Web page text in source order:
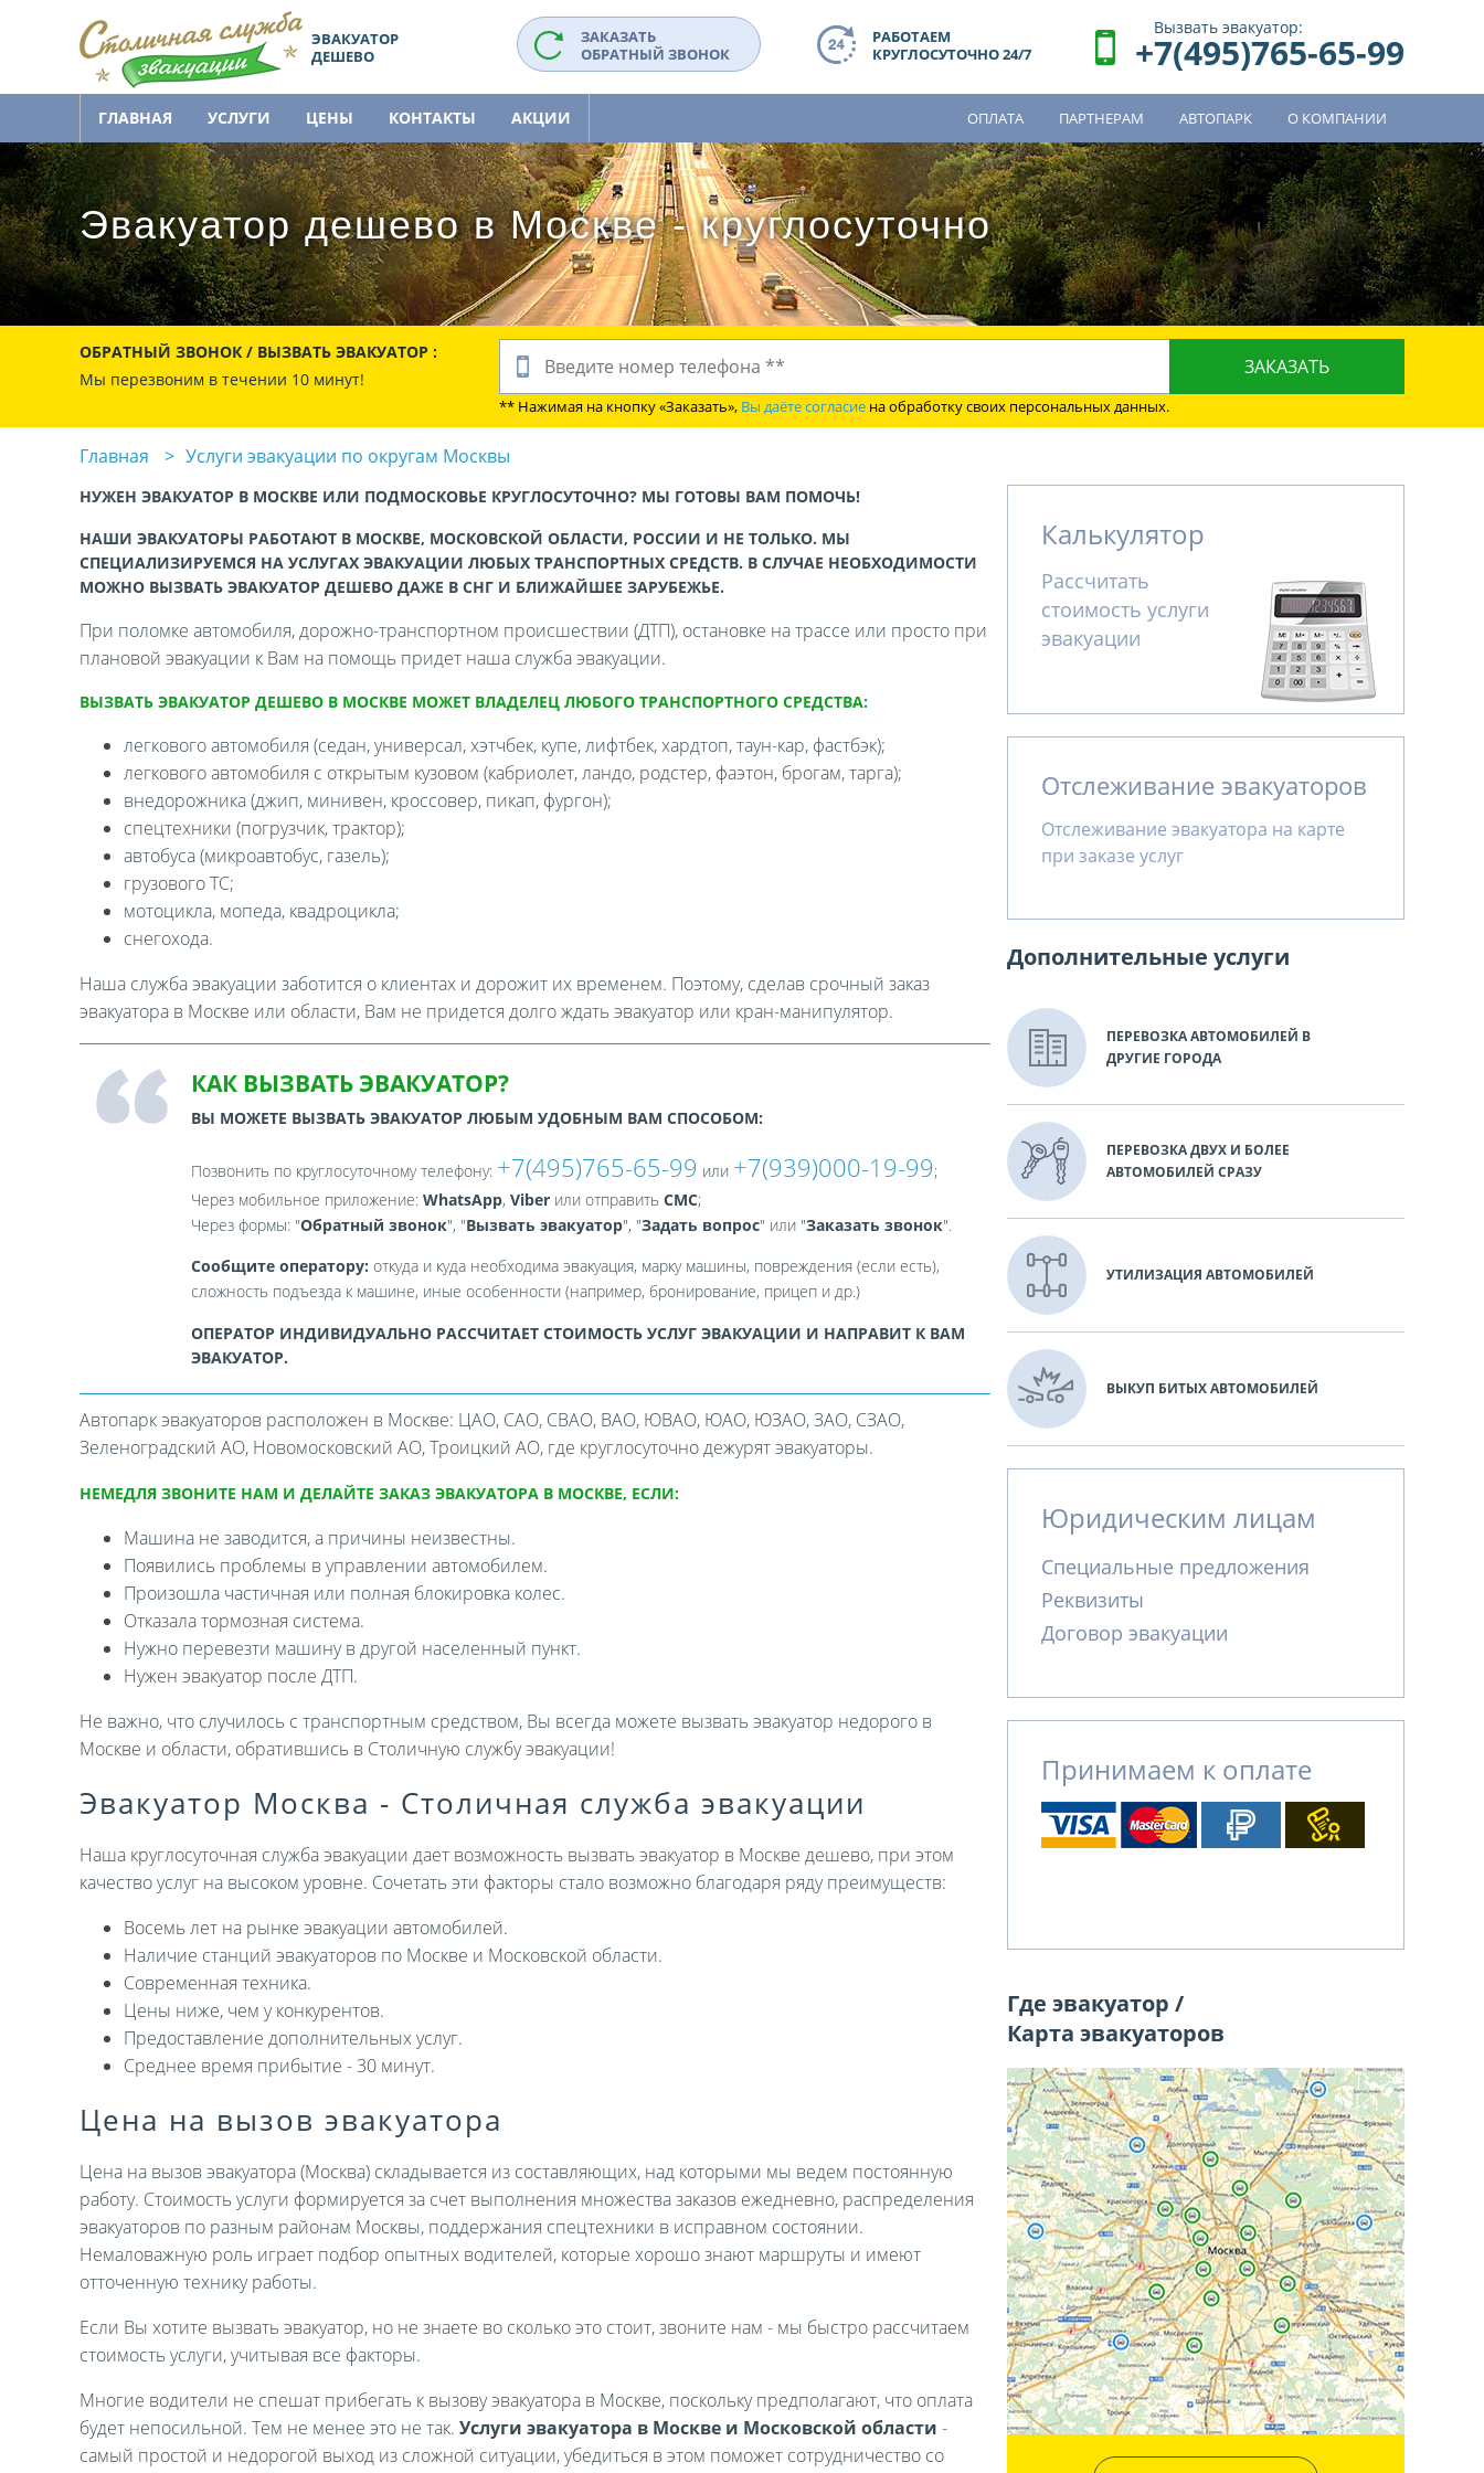
ЭВАКУАТОР
ДЕШЕВО
ЗАКАЗАТЬ
ОБРАТНЫЙ ЗВОНОК
РАБОТАЕМ
КРУГЛОСУТОЧНО 24/7
Вызвать эвакуатор:
+7(495)765-65-99
ГЛАВНАЯ УСЛУГИ ЦЕНЫ КОНТАКТЫ АКЦИИ ОПЛАТА ПАРТНЕРАМ АВТОПАРК О КОМПАНИИ
Эвакуатор дешево в Москве - круглосуточно
ОБРАТНЫЙ ЗВОНОК / ВЫЗВАТЬ ЭВАКУАТОР :
Мы перезвоним в течении 10 минут!
** Нажимая на кнопку «Заказать», Вы даёте согласие на обработку своих персональных данных.
Главная Услуги эвакуации по округам Москвы
НУЖЕН ЭВАКУАТОР В МОСКВЕ ИЛИ ПОДМОСКОВЬЕ КРУГЛОСУТОЧНО? МЫ ГОТОВЫ ВАМ ПОМОЧЬ!
НАШИ ЭВАКУАТОРЫ РАБОТАЮТ В МОСКВЕ, МОСКОВСКОЙ ОБЛАСТИ, РОССИИ И НЕ ТОЛЬКО. МЫ
СПЕЦИАЛИЗИРУЕМСЯ НА УСЛУГАХ ЭВАКУАЦИИ ЛЮБЫХ ТРАНСПОРТНЫХ СРЕДСТВ. В СЛУЧАЕ НЕОБХОДИМОСТИ
МОЖНО ВЫЗВАТЬ ЭВАКУАТОР ДЕШЕВО ДАЖЕ В СНГ И БЛИЖАЙШЕЕ ЗАРУБЕЖЬЕ.
При поломке автомобиля, дорожно-транспортном происшествии (ДТП), остановке на трассе или просто при
плановой эвакуации к Вам на помощь придет наша служба эвакуации.
ВЫЗВАТЬ ЭВАКУАТОР ДЕШЕВО В МОСКВЕ МОЖЕТ ВЛАДЕЛЕЦ ЛЮБОГО ТРАНСПОРТНОГО СРЕДСТВА:
легкового автомобиля (седан, универсал, хэтчбек, купе, лифтбек, хардтоп, таун-кар, фастбэк);
легкового автомобиля с открытым кузовом (кабриолет, ландо, родстер, фаэтон, брогам, тарга);
внедорожника (джип, минивен, кроссовер, пикап, фургон);
спецтехники (погрузчик, трактор);
автобуса (микроавтобус, газель);
грузового ТС;
мотоцикла, мопеда, квадроцикла;
снегохода.
Наша служба эвакуации заботится о клиентах и дорожит их временем. Поэтому, сделав срочный заказ
эвакуатора в Москве или области, Вам не придется долго ждать эвакуатор или кран-манипулятор.
КАК ВЫЗВАТЬ ЭВАКУАТОР?
ВЫ МОЖЕТЕ ВЫЗВАТЬ ЭВАКУАТОР ЛЮБЫМ УДОБНЫМ ВАМ СПОСОБОМ:
Позвонить по круглосуточному телефону: +7(495)765-65-99 или +7(939)000-19-99;
Через мобильное приложение: WhatsApp, Viberили отправить СМС;
Через формы: "Обратный звонок", "Вызвать эвакуатор", "Задать вопрос" или "Заказать звонок".
Сообщите оператору: откуда и куда необходима эвакуация, марку машины, повреждения (если есть),
сложность подъезда к машине, иные особенности (например, бронирование, прицеп и др.)
ОПЕРАТОР ИНДИВИДУАЛЬНО РАССЧИТАЕТ СТОИМОСТЬ УСЛУГ ЭВАКУАЦИИ И НАПРАВИТ К ВАМ
ЭВАКУАТОР.
Автопарк эвакуаторов расположен в Москве: ЦАО, САО, СВАО, ВАО, ЮВАО, ЮАО, ЮЗАО, ЗАО, СЗАО,
Зеленоградский АО, Новомосковский АО, Троицкий АО, где круглосуточно дежурят эвакуаторы.
НЕМЕДЛЯ ЗВОНИТЕ НАМ И ДЕЛАЙТЕ ЗАКАЗ ЭВАКУАТОРА В МОСКВЕ, ЕСЛИ:
Машина не заводится, а причины неизвестны.
Появились проблемы в управлении автомобилем.
Произошла частичная или полная блокировка колес.
Отказала тормозная система.
Нужно перевезти машину в другой населенный пункт.
Нужен эвакуатор после ДТП.
Не важно, что случилось с транспортным средством, Вы всегда можете вызвать эвакуатор недорого в
Москве и области, обратившись в Столичную службу эвакуации!
Эвакуатор Москва - Столичная служба эвакуации
Наша круглосуточная служба эвакуации дает возможность вызвать эвакуатор в Москве дешево, при этом
качество услуг на высоком уровне. Сочетать эти факторы стало возможно благодаря ряду преимуществ:
Восемь лет на рынке эвакуации автомобилей.
Наличие станций эвакуаторов по Москве и Московской области.
Современная техника.
Цены ниже, чем у конкурентов.
Предоставление дополнительных услуг.
Среднее время прибытие - 30 минут.
Цена на вызов эвакуатора
Цена на вызов эвакуатора (Москва) складывается из составляющих, над которыми мы ведем постоянную
работу. Стоимость услуги формируется за счет выполнения множества заказов ежедневно, распределения
эвакуаторов по разным районам Москвы, поддержания спецтехники в исправном состоянии.
Немаловажную роль играет подбор опытных водителей, которые хорошо знают маршруты и имеют
отточенную технику работы.
Если Вы хотите вызвать эвакуатор, но не знаете во сколько это стоит, звоните нам - мы быстро рассчитаем
стоимость услуги, учитывая все факторы.
Многие водители не спешат прибегать к вызову эвакуатора в Москве, поскольку предполагают, что оплата
будет непосильной. Тем не менее это не так. Услуги эвакуатора в Москве и Московской области -
самый простой и недорогой выход из сложной ситуации, убедиться в этом поможет сотрудничество со
Калькулятор
Рассчитать
стоимость услуги
эвакуации
Отслеживание эвакуаторов
Отслеживание эвакуатора на карте
при заказе услуг
Дополнительные услуги
ПЕРЕВОЗКА АВТОМОБИЛЕЙ В
ДРУГИЕ ГОРОДА
ПЕРЕВОЗКА ДВУХ И БОЛЕЕ
АВТОМОБИЛЕЙ СРАЗУ
УТИЛИЗАЦИЯ АВТОМОБИЛЕЙ
ВЫКУП БИТЫХ АВТОМОБИЛЕЙ
Юридическим лицам
Специальные предложения
Реквизиты
Договор эвакуации
Принимаем к оплате
Где эвакуатор /
Карта эвакуаторов